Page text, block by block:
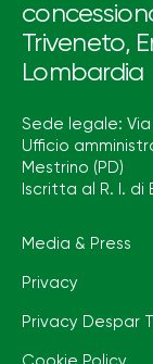
Triveneto,
Lombardia
Sede legale: Via
Ufficio
Mestrino (PD)
Iscritta al R. I. di
Media & Press
Privacy
Privacy Despar